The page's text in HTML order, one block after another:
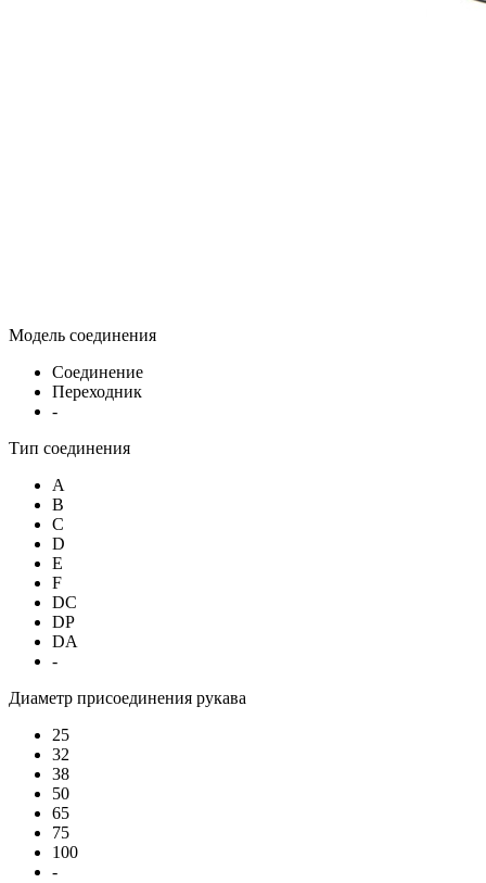
Модель соединения
Соединение
Переходник
-
Тип соединения
A
B
C
D
E
F
DC
DP
DA
-
Диаметр присоединения рукава
25
32
38
50
65
75
100
-